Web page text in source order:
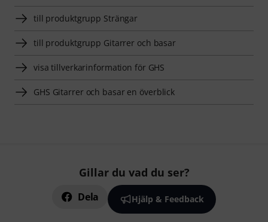
till produktgrupp Strängar
till produktgrupp Gitarrer och basar
visa tillverkarinformation för GHS
GHS Gitarrer och basar en överblick
Gillar du vad du ser?
Dela Hjälp & Feedback